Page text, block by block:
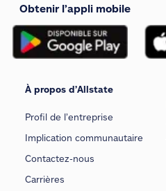
Obtenir l’appli mobile
À propos d’Allstate
Profil de l’entreprise
Implication communautaire
Contactez-nous
Carrières